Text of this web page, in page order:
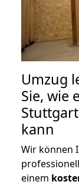
Umzug
Sie, wie
kann
Wir können
einem